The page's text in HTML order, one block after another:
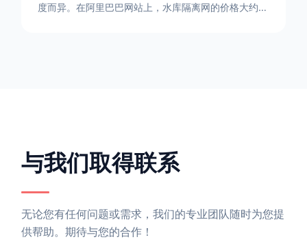
度而异。在阿里巴巴网站上，水库隔离网的价格大约在
与我们取得联系
无论您有任何问题或需求，我们的专业团队随时为您提
供帮助。期待与您的合作！